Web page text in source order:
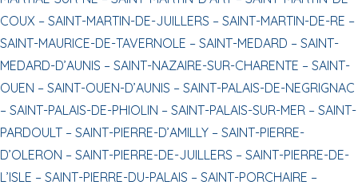
COUX – SAINT-MARTIN-DE-JUILLERS – SAINT-MARTIN-DE-RE –
SAINT-MAURICE-DE-TAVERNOLE – SAINT-MEDARD – SAINT-
MEDARD-D’AUNIS – SAINT-NAZAIRE-SUR-CHARENTE – SAINT-
OUEN – SAINT-OUEN-D’AUNIS – SAINT-PALAIS-DE-NEGRIGNAC
– SAINT-PALAIS-DE-PHIOLIN – SAINT-PALAIS-SUR-MER – SAINT-
PARDOULT – SAINT-PIERRE-D’AMILLY – SAINT-PIERRE-
D’OLERON – SAINT-PIERRE-DE-JUILLERS – SAINT-PIERRE-DE-
L’ISLE – SAINT-PIERRE-DU-PALAIS – SAINT-PORCHAIRE –